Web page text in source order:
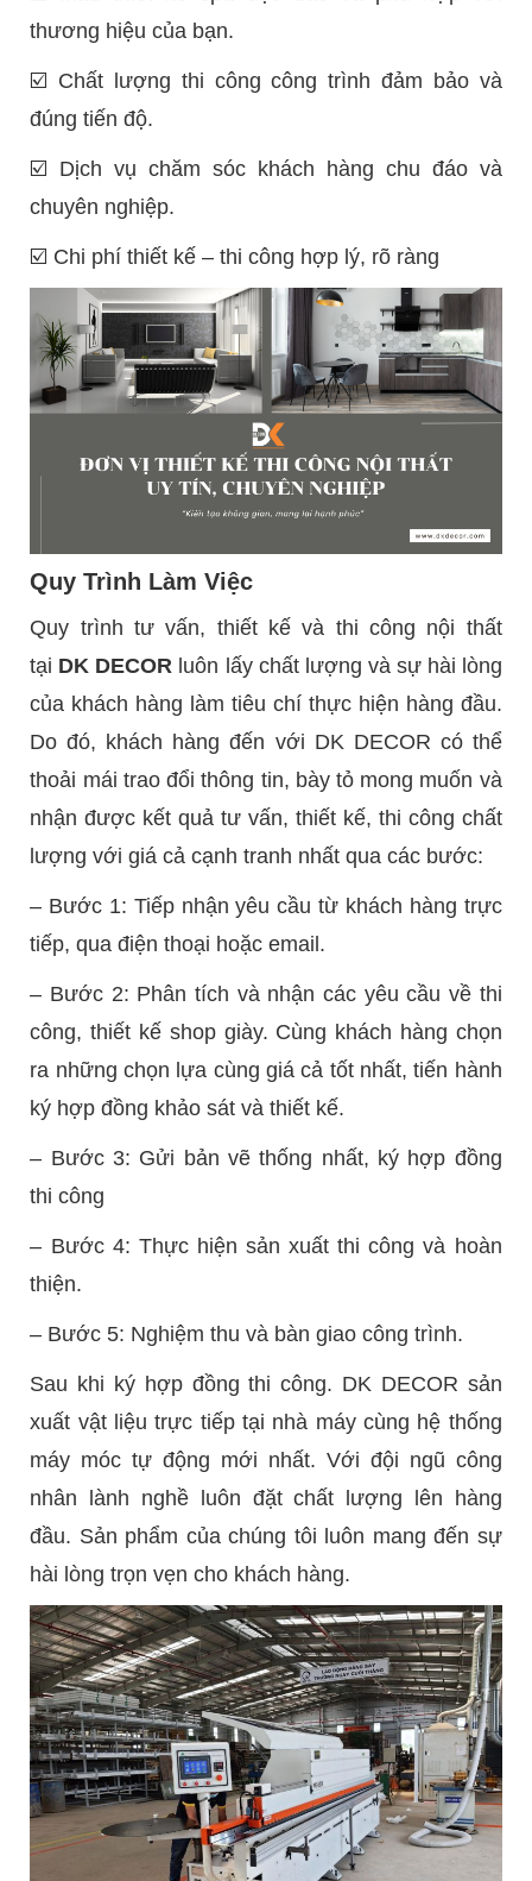
thương hiệu của bạn.
☑️ Chất lượng thi công công trình đảm bảo và
đúng tiến độ.
☑️ Dịch vụ chăm sóc khách hàng chu đáo và
chuyên nghiệp.
☑️ Chi phí thiết kế – thi công hợp lý, rõ ràng
Quy Trình Làm Việc
Quy trình tư vấn, thiết kế và thi công nội thất
tại DK DECOR luôn lấy chất lượng và sự hài lòng
của khách hàng làm tiêu chí thực hiện hàng đầu.
Do đó, khách hàng đến với DK DECOR có thể
thoải mái trao đổi thông tin, bày tỏ mong muốn và
nhận được kết quả tư vấn, thiết kế, thi công chất
lượng với giá cả cạnh tranh nhất qua các bước:
– Bước 1: Tiếp nhận yêu cầu từ khách hàng trực
tiếp, qua điện thoại hoặc email.
– Bước 2: Phân tích và nhận các yêu cầu về thi
công, thiết kế shop giày. Cùng khách hàng chọn
ra những chọn lựa cùng giá cả tốt nhất, tiến hành
ký hợp đồng khảo sát và thiết kế.
– Bước 3: Gửi bản vẽ thống nhất, ký hợp đồng
thi công
– Bước 4: Thực hiện sản xuất thi công và hoàn
thiện.
– Bước 5: Nghiệm thu và bàn giao công trình.
Sau khi ký hợp đồng thi công. DK DECOR sản
xuất vật liệu trực tiếp tại nhà máy cùng hệ thống
máy móc tự động mới nhất. Với đội ngũ công
nhân lành nghề luôn đặt chất lượng lên hàng
đầu. Sản phẩm của chúng tôi luôn mang đến sự
hài lòng trọn vẹn cho khách hàng.